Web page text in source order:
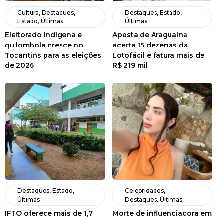
Cultura, Destaques,
Estado, Últimas
Eleitorado indígena e
quilombola cresce no
Tocantins para as eleições
de 2026
Destaques, Estado,
Últimas
Aposta de Araguaína
acerta 15 dezenas da
Lotofácil e fatura mais de
R$ 219 mil
Destaques, Estado,
Últimas
IFTO oferece mais de 1,7
Celebridades,
Destaques, Últimas
Morte de influenciadora em